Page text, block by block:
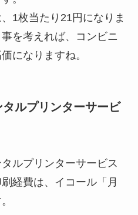
1枚当たり21円になりま
を考えれば、コンビニ
になりますね。
タルプリンターサービ
ルプリンターサービス
経費は、イコール「月